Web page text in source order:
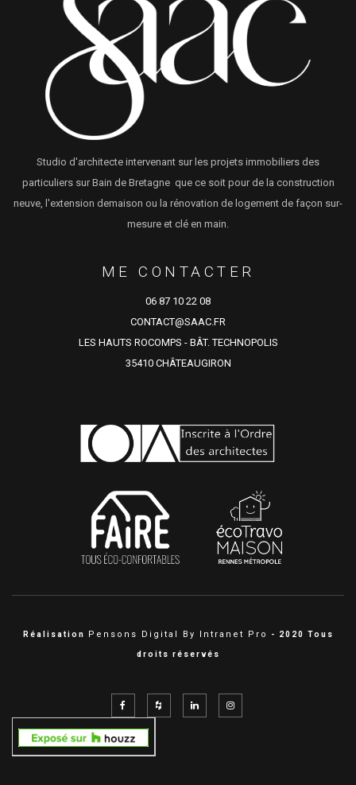
Studio d'architecte intervenant sur les projets immobiliers des
particuliers sur Bain de Bretagne que ce soit pour de la construction
neuve, l'extension demaison ou la rénovation de logement de façon sur-
mesure et clé en main.
ME CONTACTER
06 87 10 22 08
CONTACT@SAAC.FR
LES HAUTS ROCOMPS - BÂT. TECHNOPOLIS
35410 CHÂTEAUGIRON
Réalisation Pensons Digital By Intranet Pro - 2020 Tous
droits réservés